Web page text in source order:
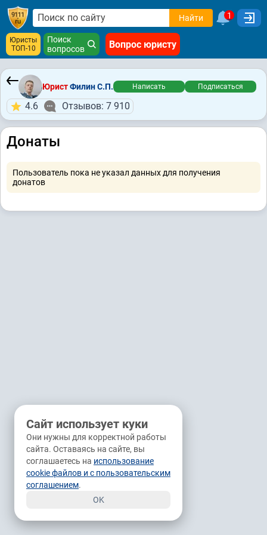
Найти 1
Юристы
ТОП-10
Поиск
вопросов
Вопрос юристу
ЮристФилин С.П. Написать Подписаться
4.6 Отзывов: 7 910
Донаты
Пользователь пока не указал данных для получения
донатов
Сайт использует куки
Они нужны для корректной работы
сайта. Оставаясь на сайте, вы
соглашаетесь на использование
cookie файлов и с пользовательским
соглашением.
OK